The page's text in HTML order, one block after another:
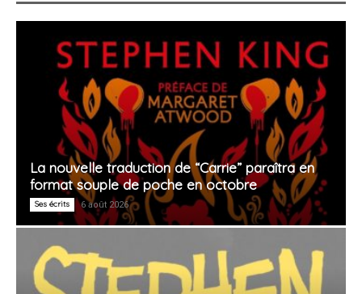
La nouvelle traduction de “Carrie” paraîtra en
format souple de poche en octobre
Ses écrits 6 août 2026